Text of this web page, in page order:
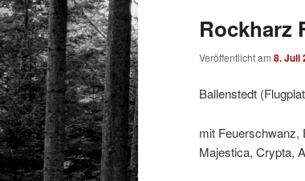
Rockharz
Veröffentlicht am 8. Juli
Ballenstedt
mit Feuerschwanz,
Majestica, Crypta,